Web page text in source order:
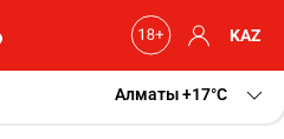
KAZ
Алматы+17 C